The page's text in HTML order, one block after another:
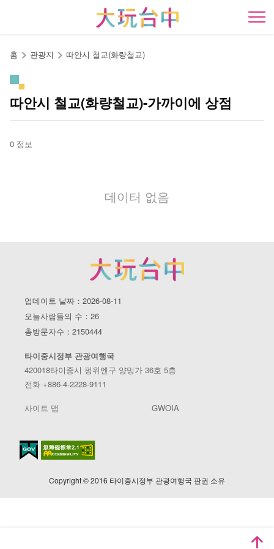
開
홈 관광지 따안시 철교(화량철교)
따안시 철교(화량철교)-가까이에 상점
0 정보
데이터 없음
업데이트 날짜：2026-08-11
오늘사람들의 수：26
총방문자수：2150444
타이중시정부 관광여행국
420018타이중시 펑위엔구 양밍가 36호 5층
전화 +886-4-2228-9111
사이트 맵 GWOIA
Copyright © 2016 타이중시정부 관광여행국 판권 소유